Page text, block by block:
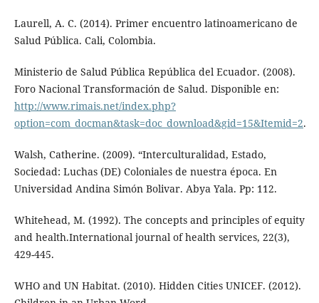
Laurell, A. C. (2014). Primer encuentro latinoamericano de
Salud Pública. Cali, Colombia.
Ministerio de Salud Pública República del Ecuador. (2008).
Foro Nacional Transformación de Salud. Disponible en:
http://www.rimais.net/index.php?
option=com_docman&task=doc_download&gid=15&Itemid=2.
Walsh, Catherine. (2009). “Interculturalidad, Estado,
Sociedad: Luchas (DE) Coloniales de nuestra época. En
Universidad Andina Simón Bolivar. Abya Yala. Pp: 112.
Whitehead, M. (1992). The concepts and principles of equity
and health.International journal of health services, 22(3),
429-445.
WHO and UN Habitat. (2010). Hidden Cities UNICEF. (2012).